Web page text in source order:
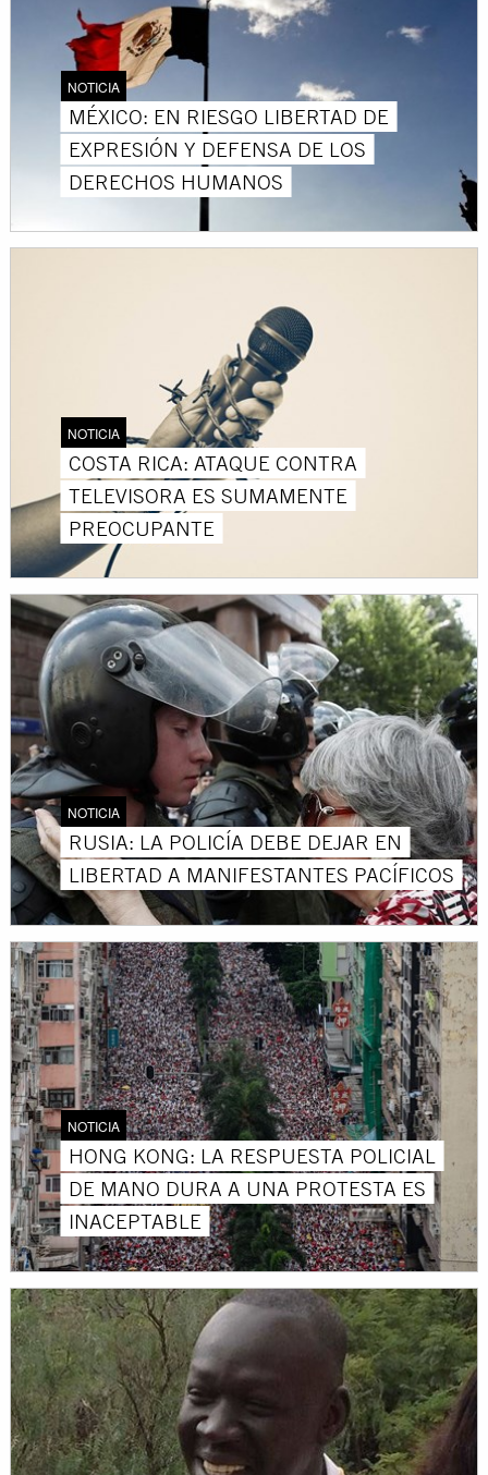
NOTICIA
MÉXICO: EN RIESGO LIBERTAD DE
EXPRESIÓN Y DEFENSA DE LOS
DERECHOS HUMANOS
NOTICIA
COSTA RICA: ATAQUE CONTRA
TELEVISORA ES SUMAMENTE
PREOCUPANTE
NOTICIA
RUSIA: LA POLICÍA DEBE DEJAR EN
LIBERTAD A MANIFESTANTES PACÍFICOS
NOTICIA
HONG KONG: LA RESPUESTA POLICIAL
DE MANO DURA A UNA PROTESTA ES
INACEPTABLE